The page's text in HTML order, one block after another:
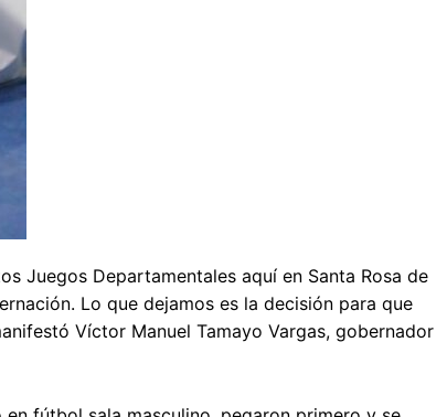
Juegos Departamentales aquí en Santa Rosa de
Lo que dejamos es la decisión para que
Víctor Manuel Tamayo Vargas, gobernador